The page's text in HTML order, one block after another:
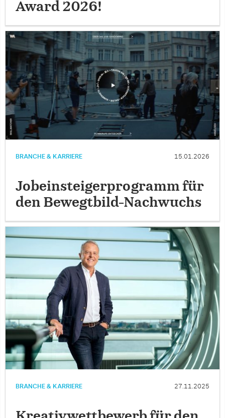
Award 2026!
BRANCHE & KARRIERE 15.01.2026
Jobeinsteigerprogramm für
den Bewegtbild-Nachwuchs
BRANCHE & KARRIERE 27.11.2025